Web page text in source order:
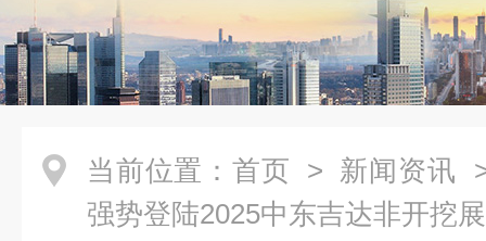
当前位置： 首页 > 新闻资讯
强势登陆2025中东吉达非开挖展